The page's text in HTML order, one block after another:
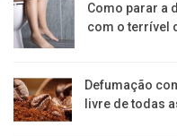
Como parar a
com o terrível
Defumação
livre de todas